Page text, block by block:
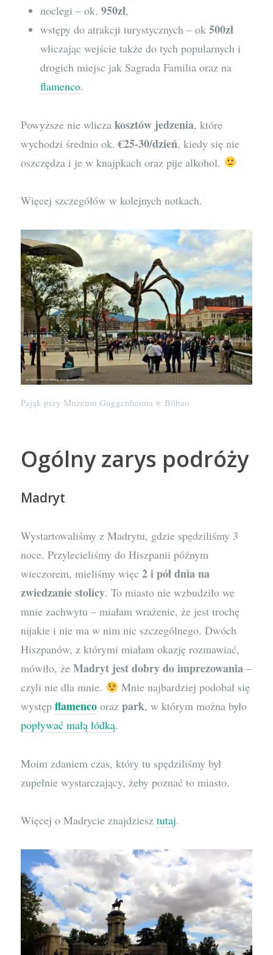
noclegi – ok. 950zł,
wstępy do atrakcji turystycznych – ok 500zł
wliczając wejście także do tych popularnych i
drogich miejsc jak Sagrada Familia oraz na
flamenco.
Powyższe nie wliczakosztów jedzenia, które
wychodzi średnio ok.€25-30/dzień, kiedy się nie
oszczędza i je w knajpkach oraz pije alkohol.
Więcej szczegółów w kolejnych notkach.
Pająk przy Muzeum Guggenheima w Bilbao
Ogólny zarys podróży
Madryt
Wystartowaliśmy z Madrytu, gdzie spędziliśmy 3
noce. Przylecieliśmy do Hiszpanii późnym
wieczorem, mieliśmy więc2 i pół dnia na
zwiedzanie stolicy. To miasto nie wzbudziło we
mnie zachwytu – miałam wrażenie, że jest trochę
nijakie i nie ma w nim nic szczególnego. Dwóch
Hiszpanów, z którymi miałam okazję rozmawiać,
mówiło, żeMadryt jest dobry do imprezowania –
czyli nie dla mnie.
Mnie najbardziej podobał się
występflamenco orazpark, w którym można było
popływać małą łódką.
Moim zdaniem czas, który tu spędziliśmy był
zupełnie wystarczający, żeby poznać to miasto.
Więcej o Madrycie znajdziesztutaj.